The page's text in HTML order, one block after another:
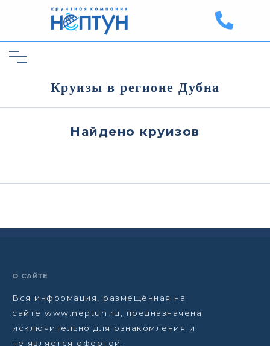
Круизы в регионе Дубна
Найдено круизов
О САЙТЕ
Вся информация, размещённая на
сайте www.neptun.ru, предназначена
исключительно для ознакомления и
не является офертой.